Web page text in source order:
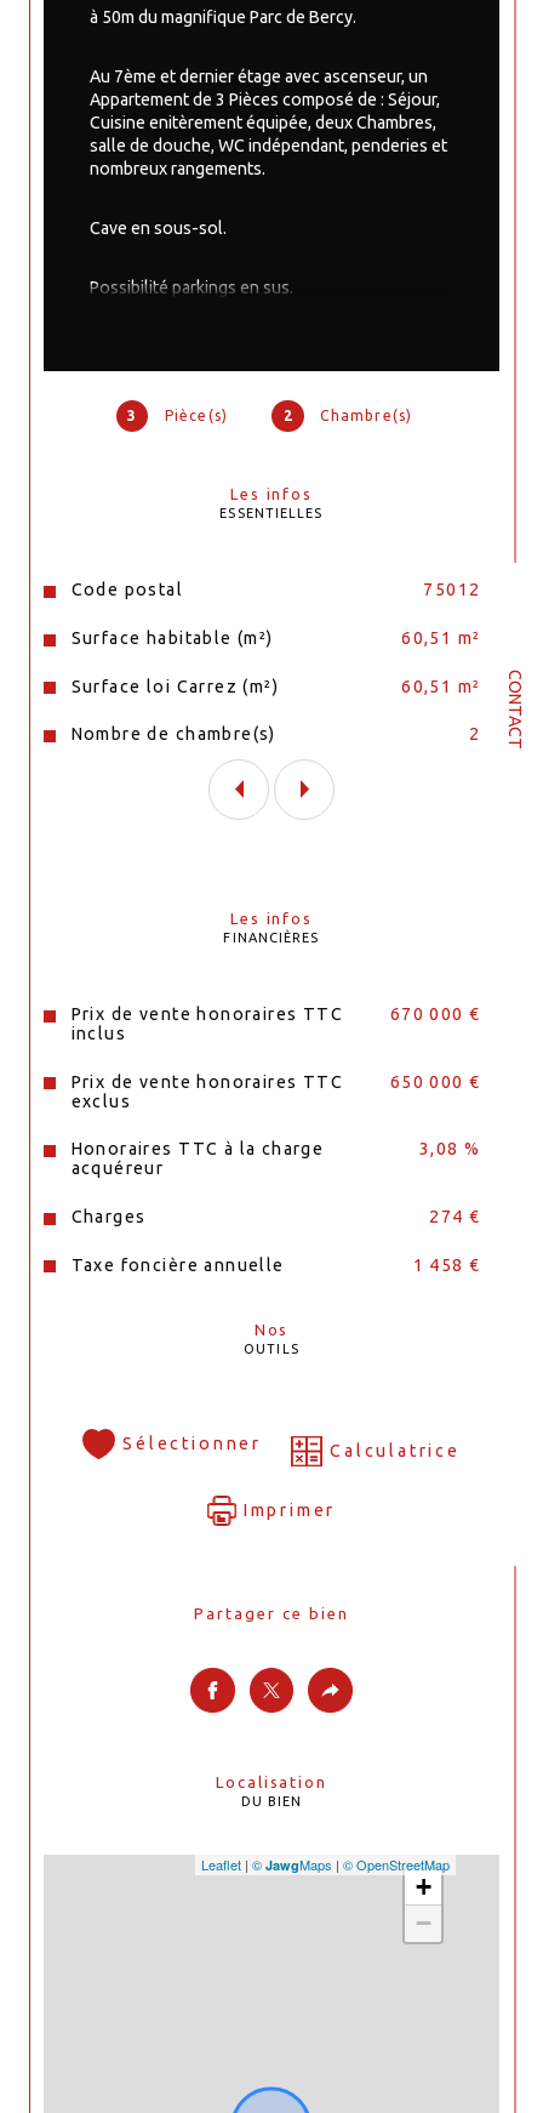
CONTACT
3 Pièce(s) 2 Chambre(s)
Les infos
ESSENTIELLES
Caractéristiques Valeurs
Code postal 75012
Surface habitable (m²) 60,51 m²
Surface loi Carrez (m²) 60,51 m²
Nombre de chambre(s) 2
à 50m du magnifique Parc de Bercy.
Au 7ème et dernier étage avec ascenseur, un
Appartement de 3 Pièces composé de : Séjour,
Cuisine enitèrement équipée, deux Chambres,
salle de douche, WC indépendant, penderies et
nombreux rangements.
Cave en sous-sol.
Possibilité parkings en sus.
Les infos
FINANCIÈRES
Prix de vente honoraires TTC
inclus
670 000 €
Prix de vente honoraires TTC
exclus
650 000 €
Honoraires TTC à la charge
acquéreur
3,08 %
Charges 274 €
Taxe foncière annuelle 1 458 €
Nos
OUTILS
Sélectionner Calculatrice
Imprimer
Partager ce bien
Localisation
DU BIEN
+
−
Leaflet | © JawgMaps | © OpenStreetMap